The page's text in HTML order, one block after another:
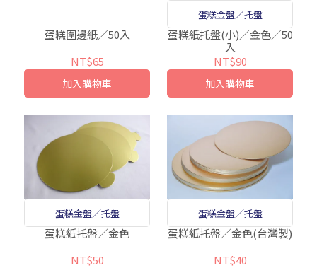
蛋糕圍邊紙／50入
NT$65
加入購物車
蛋糕金盤／托盤
蛋糕紙托盤(小)／金色／50
入
NT$90
加入購物車
蛋糕金盤／托盤
蛋糕紙托盤／金色
NT$50
蛋糕金盤／托盤
蛋糕紙托盤／金色(台灣製)
NT$40